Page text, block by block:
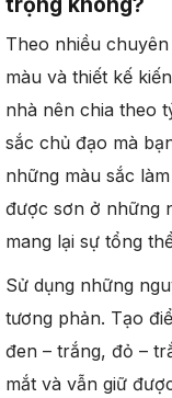
Theo nhiều
màu và thiết kế
nhà nên chia theo
sắc chủ đạo mà
những màu sắc
được sơn ở những
mang lại sự tổng
Sử dụng những
tương phản. Tạo
đen – trắng, đỏ –
mắt và vẫn giữ